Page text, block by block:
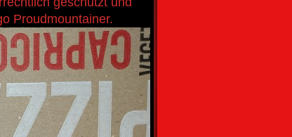
Proudmountainer.